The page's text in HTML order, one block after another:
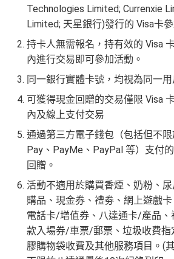
查看更多信用卡詳情及分析...
Technologies Limited; Currenxie
Limited; 天星銀行)發行的 Visa卡
持卡人無需報名，持有效的 Visa
內進行交易即可參加活動。
同一銀行實體卡號，均視為同一用
可獲得現金回贈的交易僅限 Visa
內及線上支付交易
通過第三方電子錢包（包括但不
Pay、PayMe、PayPal 等）支付
回贈。
活動不適用於購買香煙、奶粉、
購品、現金券、禮劵、網上遊戲
電話卡/增值券、八達通卡/產品、
款入場券/車票/郵票、垃圾收費指
膠購物袋收費及其他服務項目。(